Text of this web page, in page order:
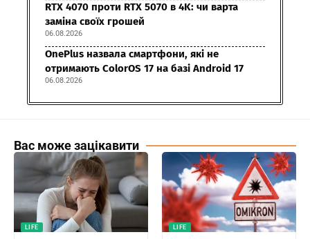
RTX 4070 проти RTX 5070 в 4K: чи варта
заміна своїх грошей
06.08.2026
OnePlus назвала смартфони, які не
отримають ColorOS 17 на базі Android 17
06.08.2026
Вас може зацікавити
LIFE LIFE